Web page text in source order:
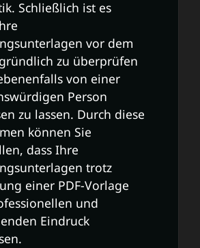
Schließlich ist es
vor dem
zu überprüfen
von einer
Person
zu lassen. Durch diese
können Sie
dass Ihre
trotz
einer PDF-Vorlage
und
Eindruck